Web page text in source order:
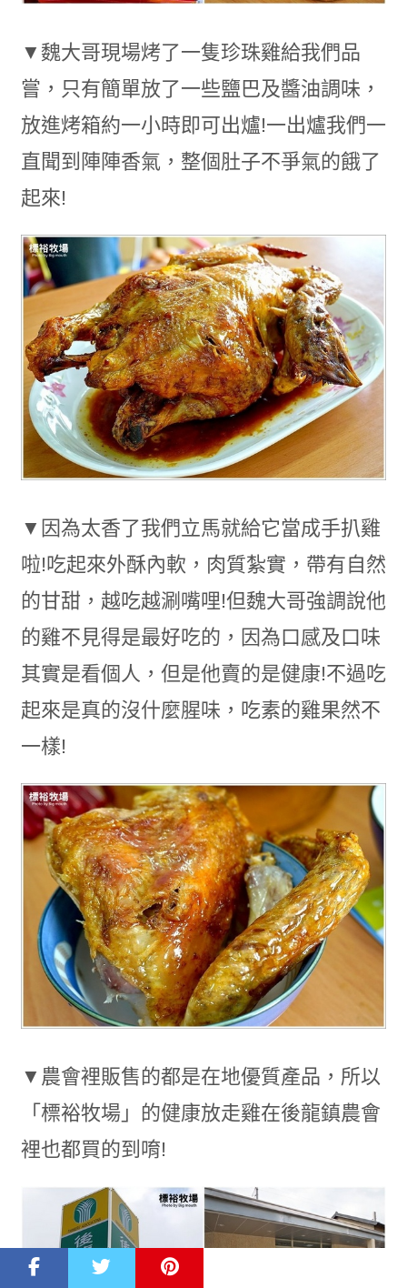
▼魏大哥現場烤了一隻珍珠雞給我們品
嘗，只有簡單放了一些鹽巴及醬油調味，
放進烤箱約一小時即可出爐!一出爐我們一
直聞到陣陣香氣，整個肚子不爭氣的餓了
起來!
▼因為太香了我們立馬就給它當成手扒雞
啦!吃起來外酥內軟，肉質紮實，帶有自然
的甘甜，越吃越涮嘴哩!但魏大哥強調說他
的雞不見得是最好吃的，因為口感及口味
其實是看個人，但是他賣的是健康!不過吃
起來是真的沒什麼腥味，吃素的雞果然不
一樣!
▼農會裡販售的都是在地優質產品，所以
「標裕牧場」的健康放走雞在後龍鎮農會
裡也都買的到唷!